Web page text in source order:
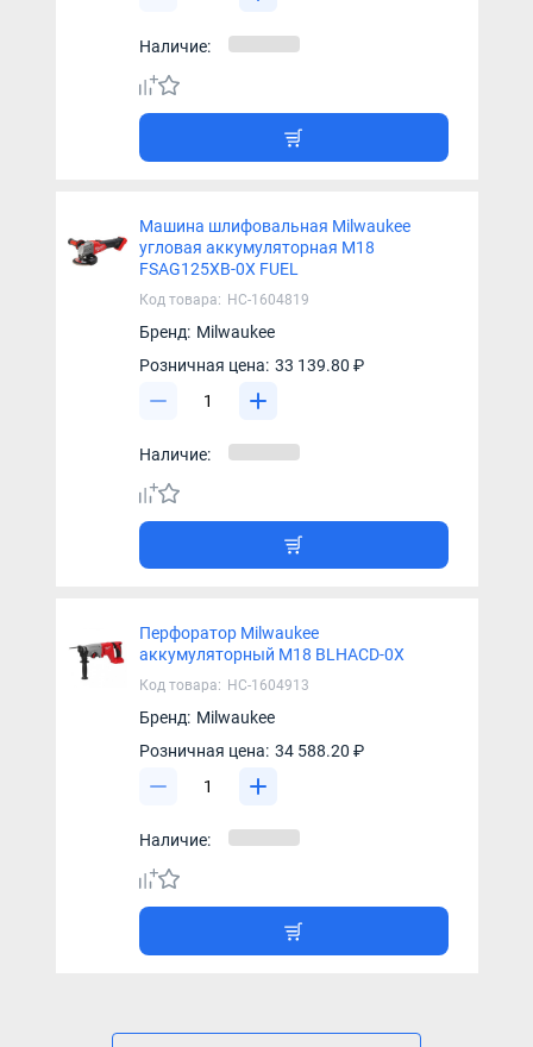
Наличие:
Машина шлифовальная Milwaukee
угловая аккумуляторная M18
FSAG125XB-0X FUEL
Код товара: НС-1604819
Бренд: Milwaukee
Розничная цена: 33 139.80 ₽
Наличие:
Перфоратор Milwaukee
аккумуляторный M18 BLHACD-0X
Код товара: НС-1604913
Бренд: Milwaukee
Розничная цена: 34 588.20 ₽
Наличие: